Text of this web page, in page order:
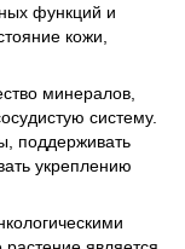
функций и
кожи,
минералов,
систему.
поддерживать
укреплению